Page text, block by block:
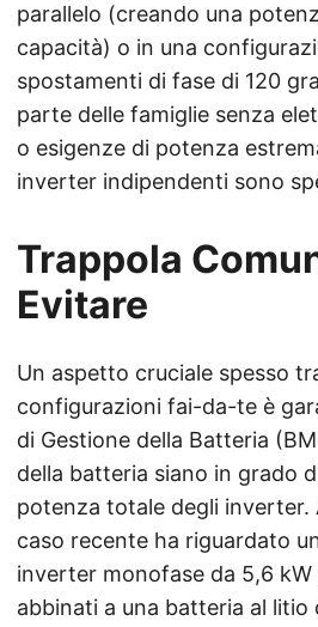
parallelo (creando una
capacità) o in una
spostamenti di fase di 120
parte delle famiglie senza
o esigenze di potenza
inverter indipendenti sono
Trappola
Evitare
Un aspetto cruciale spesso
configurazioni fai-da-te è
di Gestione della Batteria
della batteria siano in grado
potenza totale degli inverter.
caso recente ha riguardato
inverter monofase da 5,6 kW
abbinati a una batteria al litio